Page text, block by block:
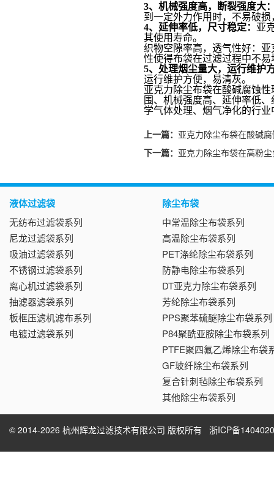
3、 机械强度高，断裂强度大
到一定外力作用时，不易破
4、 延伸率低，尺寸稳定： 亚
其使用寿命。
织物空隙率高，透气性好：
性使得布袋在过滤过程中不
5、 处理烟尘量大，运行维护
运行维护方便，易清灰。
亚克力除尘布袋在酸碱腐蚀
围、机械强度高、延伸率低
学气体处理、烟气净化的行
上一篇： 亚克力除尘布袋在酸碱
下一篇： 亚克力除尘布袋在高粉
液体过滤袋
无纺布过滤袋系列
尼龙过滤袋系列
吸油过滤袋系列
不锈钢过滤袋系列
离心机过滤袋系列
抽滤器滤袋系列
板框压滤机滤布系列
电镀过滤袋系列
除尘布袋
中常温除尘布袋系列
高温除尘布袋系列
PET涤纶除尘布袋系列
防静电除尘布袋系列
DT亚克力除尘布袋系列
芳纶除尘布袋系列
PPS聚苯硫醚除尘布袋系列
P84聚酰亚胺除尘布袋系列
PTFE聚四氟乙烯除尘布袋
GF玻纤除尘布袋系列
复合针刺毡除尘布袋系列
其他除尘布袋系列
© 2014-2026 杭州辉龙过滤技术有限公司 版权所有 浙ICP备